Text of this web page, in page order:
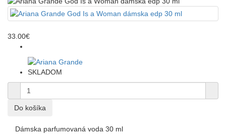
33.00€
SKLADOM
Dámska parfumovaná voda 30 ml